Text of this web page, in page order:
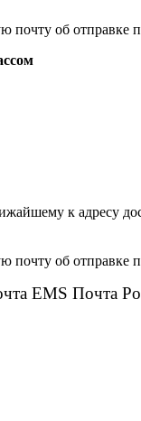
об отправке
к адресу
об отправке
EMS Почта